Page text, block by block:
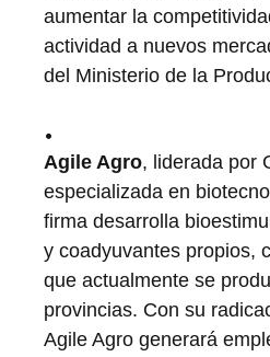
aumentar la
actividad a nuevos
del Ministerio de la
Agile Agro, liderada por
especializada en
firma desarrolla
y coadyuvantes propios,
que actualmente se
provincias. Con su
Agile Agro generará